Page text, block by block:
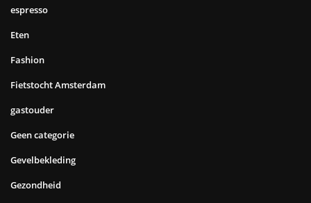
espresso
Eten
Fashion
Fietstocht Amsterdam
gastouder
Geen categorie
Gevelbekleding
Gezondheid